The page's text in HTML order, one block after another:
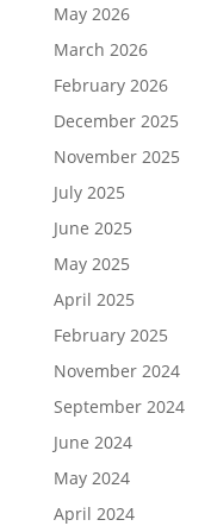
May 2026
March 2026
February 2026
December 2025
November 2025
July 2025
June 2025
May 2025
April 2025
February 2025
November 2024
September 2024
June 2024
May 2024
April 2024